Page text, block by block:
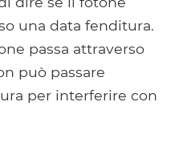
una data fenditura.
passa attraverso
può passare
per interferire con